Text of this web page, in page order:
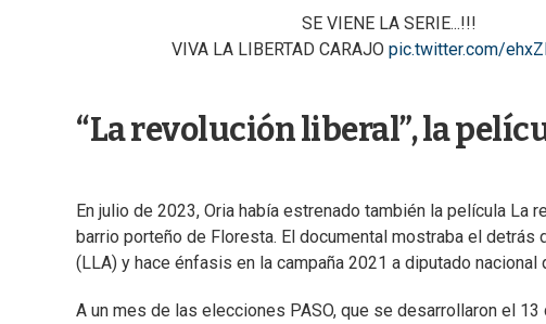
SE VIENE LA SERIE...!!!
VIVA LA LIBERTAD CARAJO pic.twitter.com/
“La revolución liberal”, la
En julio de 2023, Oria había estrenado también la película La
barrio porteño de Floresta. El documental mostraba el detrás
(LLA) y hace énfasis en la campaña 2021 a diputado nacional
A un mes de las elecciones PASO, que se desarrollaron el